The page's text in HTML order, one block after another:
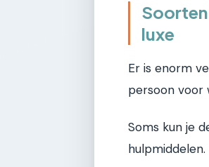
luxe
Er is enorm
persoon voor
Soms kun je
hulpmiddelen.